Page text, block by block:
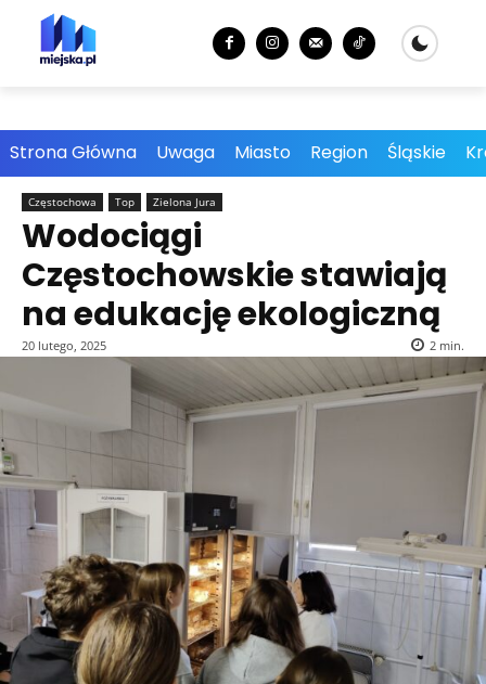
Strona Główna Uwaga Miasto Region Śląskie
Częstochowa Top Zielona Jura
Wodociągi
Częstochowskie stawiają
na edukację ekologiczną
20 lutego, 2025 2 min.